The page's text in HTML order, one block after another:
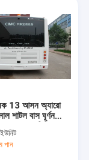
13 আসন অ্যারো
শাটল বাস ঘূর্ণন
পান